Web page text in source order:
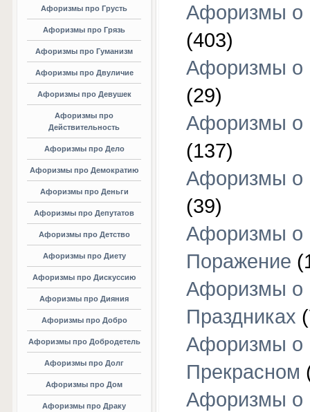
Афоризмы про Грусть
Афоризмы про Грязь
Афоризмы про Гуманизм
Афоризмы про Двуличие
Афоризмы про Девушек
Афоризмы про
Действительность
Афоризмы про Дело
Афоризмы про Демократию
Афоризмы про Деньги
Афоризмы про Депутатов
Афоризмы про Детство
Афоризмы про Диету
Афоризмы про Дискуссию
Афоризмы про Дияния
Афоризмы про Добро
Афоризмы про Добродетель
Афоризмы про Долг
Афоризмы про Дом
Афоризмы про Драку
Афоризмы
(403)
Афоризмы о
(29)
Афоризмы о
(137)
Афоризмы о
(39)
Афоризмы о
Поражение
Афоризмы о
Праздниках
Афоризмы о
Прекрасном
Афоризмы о